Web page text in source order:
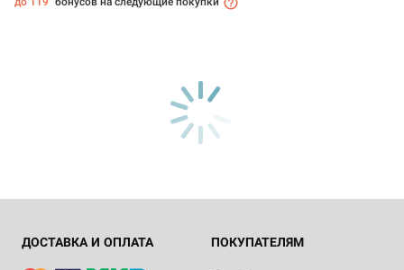
ДОСТАВКА И ОПЛАТА ПОКУПАТЕЛЯМ